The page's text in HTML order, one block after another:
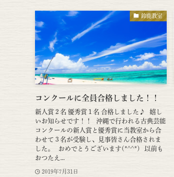
鈴鹿教室
コンクールに全員合格しました！！
新人賞２名 優秀賞１名 合格しました♪ 嬉し
いお知らせです！！ 沖縄で行われる古典芸能
コンクールの新人賞と優秀賞に当教室から合
わせて３名が受験し、見事皆さん合格されま
した。 おめでとうございます(*^^*) 以前も
おつたえ...
2019年7月31日